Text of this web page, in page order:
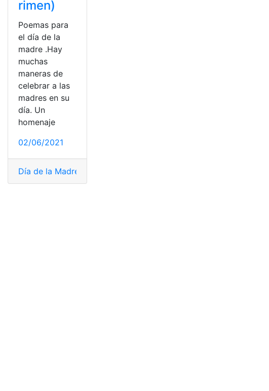
rimen)
Poemas para
el día de la
madre .Hay
muchas
maneras de
celebrar a las
madres en su
día. Un
homenaje
02/06/2021
Día de la Madre